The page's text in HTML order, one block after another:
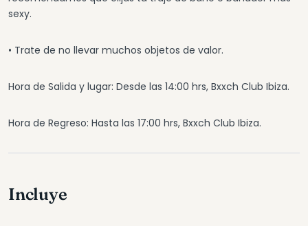
sexy.
• Trate de no llevar muchos objetos de valor.
Hora de Salida y lugar: Desde las 14:00 hrs, Bxxch Club Ibiza.
Hora de Regreso: Hasta las 17:00 hrs, Bxxch Club Ibiza.
Incluye